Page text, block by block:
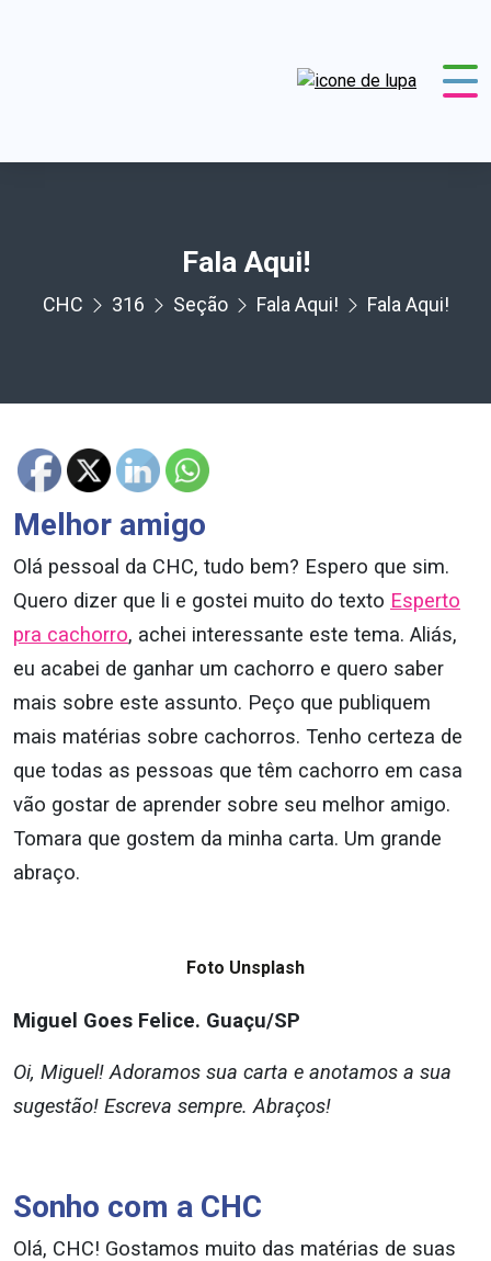
Fala Aqui!
CHC 316 Seção Fala Aqui! Fala Aqui!
Melhor amigo
Olá pessoal da CHC, tudo bem? Espero que sim.
Quero dizer que li e gostei muito do texto Esperto
pra cachorro, achei interessante este tema. Aliás,
eu acabei de ganhar um cachorro e quero saber
mais sobre este assunto. Peço que publiquem
mais matérias sobre cachorros. Tenho certeza de
que todas as pessoas que têm cachorro em casa
vão gostar de aprender sobre seu melhor amigo.
Tomara que gostem da minha carta. Um grande
abraço.
Foto Unsplash
Miguel Goes Felice. Guaçu/SP
Oi, Miguel! Adoramos sua carta e anotamos a sua
sugestão! Escreva sempre. Abraços!
Sonho com a CHC
Olá, CHC! Gostamos muito das matérias de suas